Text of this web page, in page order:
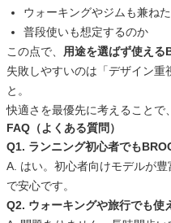
ウォーキングやジムも兼ね
普段使いも想定するのか
この点で、 用途を選ばず使える
失敗しやすいのは「デザイン重
と。
快適さを最優先に考えることで
FAQ（よくある質問）
Q1. ランニング初心者でも
A. はい。初心者向けモデルが
で安心です。
Q2. ウォーキングや旅行でも使